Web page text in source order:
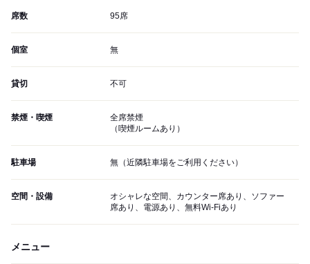
席数 95席
個室 無
貸切 不可
禁煙・喫煙
全席禁煙
（喫煙ルームあり）
駐車場 無（近隣駐車場をご利用ください）
空間・設備
オシャレな空間、カウンター席あり、ソファー
席あり、電源あり、無料Wi-Fiあり
メニュー